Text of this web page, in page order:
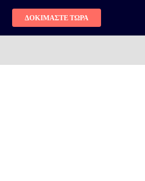
ΔΟΚΙΜΑΣΤΕ ΤΩΡΑ